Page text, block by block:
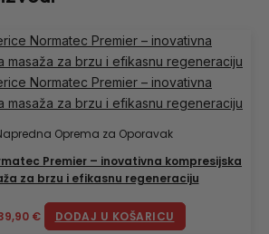
Oprema za Oporavak
Premier – inovativna kompresijska
za brzu i efikasnu regeneraciju
€ DODAJ U KOŠARICU